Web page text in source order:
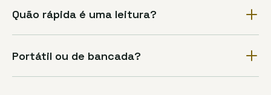
Quão rápida é uma leitura?
Portátil ou de bancada?